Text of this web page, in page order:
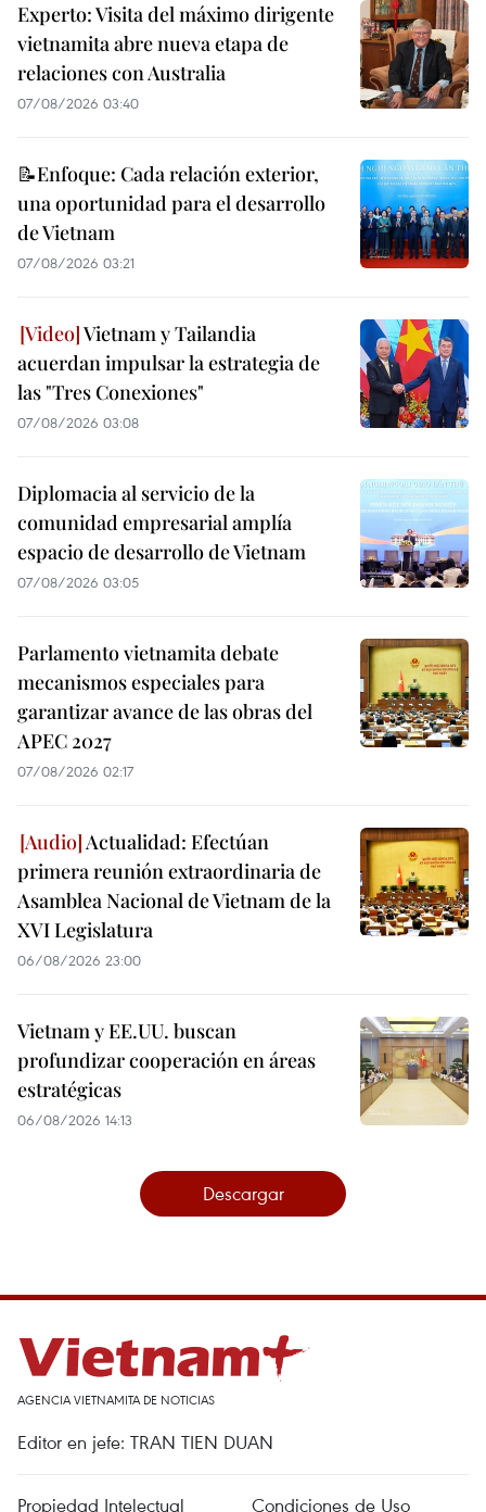
Experto: Visita del máximo dirigente
vietnamita abre nueva etapa de
relaciones con Australia
07/08/2026 03:40
📝Enfoque: Cada relación exterior,
una oportunidad para el desarrollo
de Vietnam
07/08/2026 03:21
Vietnam y Tailandia
acuerdan impulsar la estrategia de
las "Tres Conexiones"
07/08/2026 03:08
Diplomacia al servicio de la
comunidad empresarial amplía
espacio de desarrollo de Vietnam
07/08/2026 03:05
Parlamento vietnamita debate
mecanismos especiales para
garantizar avance de las obras del
APEC 2027
07/08/2026 02:17
Actualidad: Efectúan
primera reunión extraordinaria de
Asamblea Nacional de Vietnam de la
XVI Legislatura
06/08/2026 23:00
Vietnam y EE.UU. buscan
profundizar cooperación en áreas
estratégicas
06/08/2026 14:13
Descargar
AGENCIA VIETNAMITA DE NOTICIAS
Editor en jefe: TRAN TIEN DUAN
Propiedad Intelectual Condiciones de Uso